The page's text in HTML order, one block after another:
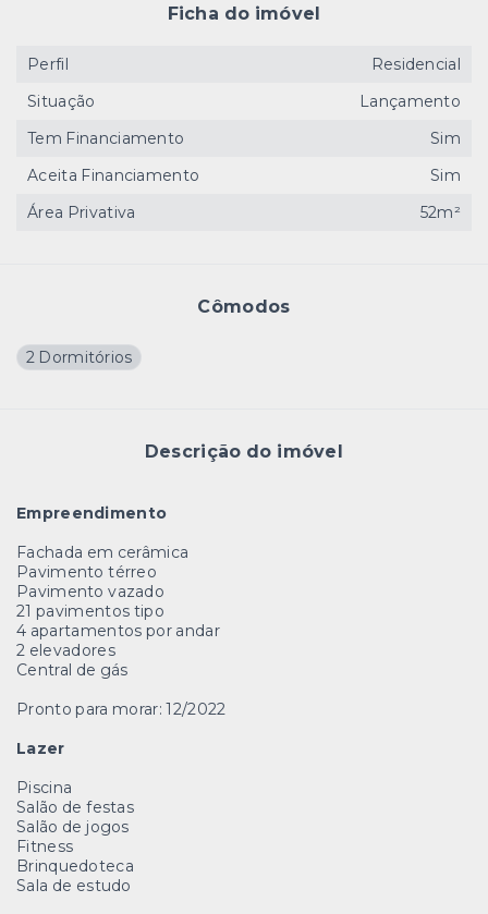
Cômodos
2 Dormitórios
Descrição do imóvel
Empreendimento
Fachada em cerâmica
Pavimento térreo
Pavimento vazado
21 pavimentos tipo
4 apartamentos por andar
2 elevadores
Central de gás
Pronto para morar: 12/2022
Lazer
Piscina
Salão de festas
Salão de jogos
Fitness
Brinquedoteca
Sala de estudo
Ficha do imóvel
Perfil
Residencial
Situação
Lançamento
Tem Financiamento
Sim
Aceita Financiamento
Sim
Área Privativa
52m²